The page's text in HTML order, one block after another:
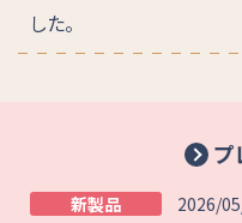
した。
プ
新製品 2026/